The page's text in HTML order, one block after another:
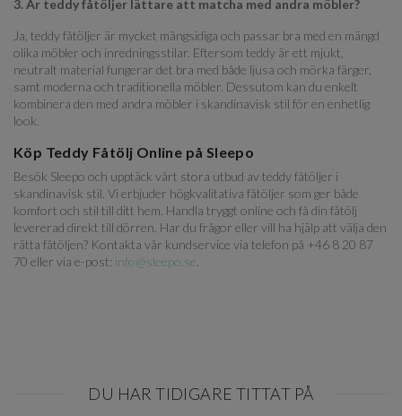
3. Är teddy fåtöljer lättare att matcha med andra möbler?
Ja, teddy fåtöljer är mycket mångsidiga och passar bra med en mängd
olika möbler och inredningsstilar. Eftersom teddy är ett mjukt,
neutralt material fungerar det bra med både ljusa och mörka färger,
samt moderna och traditionella möbler. Dessutom kan du enkelt
kombinera den med andra möbler i skandinavisk stil för en enhetlig
look.
Köp Teddy Fåtölj Online på Sleepo
Besök Sleepo och upptäck vårt stora utbud av teddy fåtöljer i
skandinavisk stil. Vi erbjuder högkvalitativa fåtöljer som ger både
komfort och stil till ditt hem. Handla tryggt online och få din fåtölj
levererad direkt till dörren. Har du frågor eller vill ha hjälp att välja den
rätta fåtöljen? Kontakta vår kundservice via telefon på +46 8 20 87
70 eller via e-post: info@sleepo.se
DU HAR TIDIGARE TITTAT PÅ